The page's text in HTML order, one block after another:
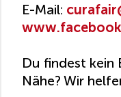
E-Mail:
Du findest kein
Nähe? Wir